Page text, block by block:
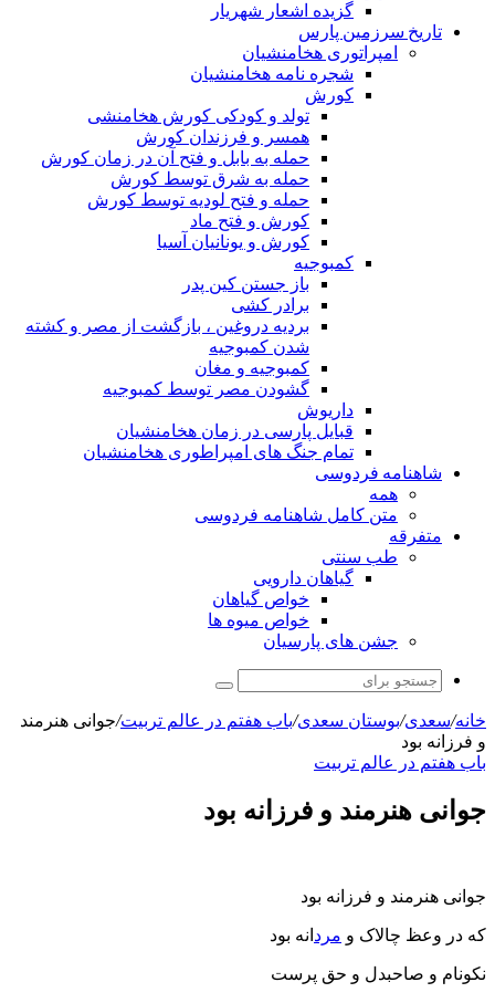
گزیده اشعار شهریار
تاریخ سرزمین پارس
امپراتوری هخامنشیان
شجره نامه هخامنشیان
کورش
تولد و کودکی کورش هخامنشی
همسر و فرزندان کورش
حمله به بابل و فتح آن در زمان کورش
حمله به شرق توسط کورش
حمله و فتح لودیه توسط کورش
کورش و فتح ماد
کورش و یونانیان آسیا
کمبوجیه
باز جستن کین پدر
برادر کشی
بردیه دروغین ، بازگشت از مصر و کشته
شدن کمبوجیه
کمبوجیه و مغان
گشودن مصر توسط کمبوجیه
داریوش
قبایل پارسی در زمان هخامنشیان
تمام جنگ های امپراطوری هخامنشیان
شاهنامه فردوسی
همه
متن کامل شاهنامه فردوسی
متفرقه
طب سنتی
گیاهان دارویی
خواص گیاهان
خواص میوه ها
جشن های پارسیان
جستجو
خانه/سعدی/بوستان سعدی/باب هفتم در عالم تربیت/جوانی هنرمند
و فرزانه بود
باب هفتم در عالم تربیت
جوانی هنرمند و فرزانه بود
جوانی هنرمند و فرزانه بود
که در وعظ چالاک و مرد انه بود
نکونام و صاحبدل و حق پرست